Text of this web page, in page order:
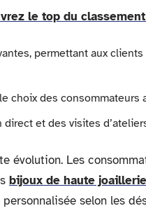
le top du
permettant aux
choix des consommateurs
et des visites
évolution. Les
bijoux de haute joaillerie
selon les